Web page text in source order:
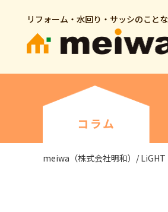
リフォーム・水回り・サッシのこと
コラム
meiwa（株式会社明和）/ LiGHT